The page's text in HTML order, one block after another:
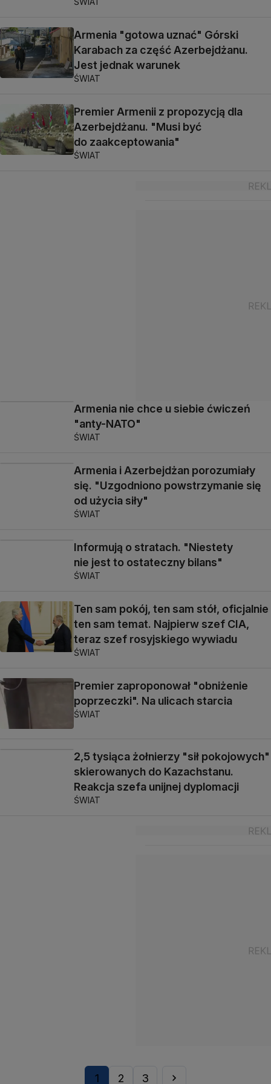
Armenia "gotowa uznać" Górski
Karabach za część Azerbejdżanu.
Jest jednak warunek
ŚWIAT
Premier Armenii z propozycją dla
Azerbejdżanu. "Musi być
do zaakceptowania"
ŚWIAT
Armenia nie chce u siebie ćwiczeń
"anty-NATO"
ŚWIAT
Armenia i Azerbejdżan porozumiały
się. "Uzgodniono powstrzymanie się
od użycia siły"
ŚWIAT
Informują o stratach. "Niestety
nie jest to ostateczny bilans"
ŚWIAT
Ten sam pokój, ten sam stół, oficjalnie
ten sam temat. Najpierw szef CIA,
teraz szef rosyjskiego wywiadu
ŚWIAT
Premier zaproponował "obniżenie
poprzeczki". Na ulicach starcia
ŚWIAT
2,5 tysiąca żołnierzy "sił pokojowych"
skierowanych do Kazachstanu.
Reakcja szefa unijnej dyplomacji
ŚWIAT
1 2 3